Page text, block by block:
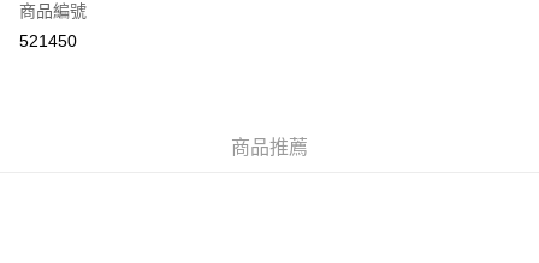
Apple Pay
商品編號
521450
商品推薦